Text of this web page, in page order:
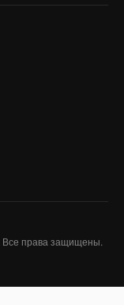
Все права защищены.